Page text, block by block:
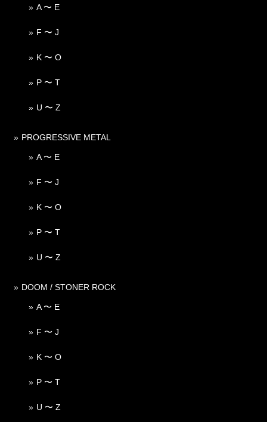
A 〜 E
F 〜 J
K 〜 O
P 〜 T
U 〜 Z
PROGRESSIVE METAL
A 〜 E
F 〜 J
K 〜 O
P 〜 T
U 〜 Z
DOOM / STONER ROCK
A 〜 E
F 〜 J
K 〜 O
P 〜 T
U 〜 Z